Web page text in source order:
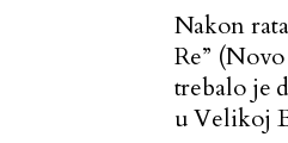
Nakon
Re”
trebalo je
u Velikoj